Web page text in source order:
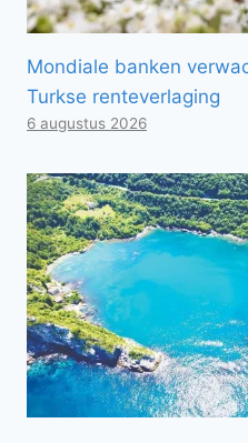
Mondiale banken
Turkse renteverlaging
6 augustus 2026